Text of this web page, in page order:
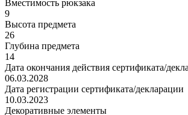
Вместимость рюкзака
9
Высота предмета
26
Глубина предмета
14
Дата окончания действия сертификата/
06.03.2028
Дата регистрации сертификата/декларации
10.03.2023
Декоративные элементы